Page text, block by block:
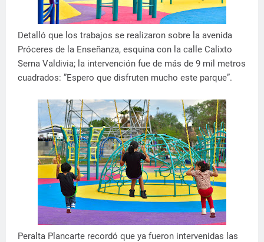
Detalló que los trabajos se realizaron sobre la avenida
Próceres de la Enseñanza, esquina con la calle Calixto
Serna Valdivia; la intervención fue de más de 9 mil metros
cuadrados: ”Espero que disfruten mucho este parque”.
Peralta Plancarte recordó que ya fueron intervenidas las